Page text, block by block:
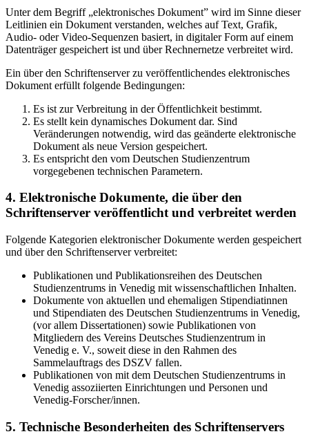
Unter dem Begriff „elektronisches Dokument” wird im Sinne dieser
Leitlinien ein Dokument verstanden, welches auf Text, Grafik,
Audio- oder Video-Sequenzen basiert, in digitaler Form auf einem
Datenträger gespeichert ist und über Rechnernetze verbreitet wird.
Ein über den Schriftenserver zu veröffentlichendes elektronisches
Dokument erfüllt folgende Bedingungen:
Es ist zur Verbreitung in der Öffentlichkeit bestimmt.
Es stellt kein dynamisches Dokument dar. Sind
Veränderungen notwendig, wird das geänderte elektronische
Dokument als neue Version gespeichert.
Es entspricht den vom Deutschen Studienzentrum
vorgegebenen technischen Parametern.
4. Elektronische Dokumente, die über den
Schriftenserver veröffentlicht und verbreitet werden
Folgende Kategorien elektronischer Dokumente werden gespeichert
und über den Schriftenserver verbreitet:
Publikationen und Publikationsreihen des Deutschen
Studienzentrums in Venedig mit wissenschaftlichen Inhalten.
Dokumente von aktuellen und ehemaligen Stipendiatinnen
und Stipendiaten des Deutschen Studienzentrums in Venedig,
(vor allem Dissertationen) sowie Publikationen von
Mitgliedern des Vereins Deutsches Studienzentrum in
Venedig e. V., soweit diese in den Rahmen des
Sammelauftrags des DSZV fallen.
Publikationen von mit dem Deutschen Studienzentrums in
Venedig assoziierten Einrichtungen und Personen und
Venedig-Forscher/innen.
5. Technische Besonderheiten des Schriftenservers